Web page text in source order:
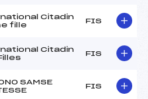
Citadin
fille
FIS
Citadin
FIS
SAMSE
FIS